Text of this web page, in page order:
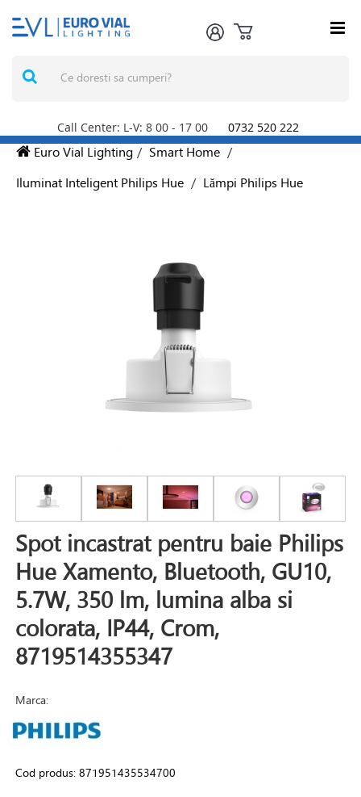
Call Center: L-V: 8 00 - 17 00 0732 520 222
Euro Vial Lighting / Smart Home /
Iluminat Inteligent Philips Hue / Lămpi Philips Hue
Spot incastrat pentru baie Philips
Hue Xamento, Bluetooth, GU10,
5.7W, 350 lm, lumina alba si
colorata, IP44, Crom,
8719514355347
Marca:
Cod produs:871951435534700